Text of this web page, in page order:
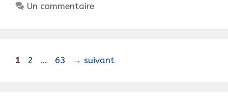
!
Un commentaire
Navigation
Page
1 Page
2 … Page
63 → suivant